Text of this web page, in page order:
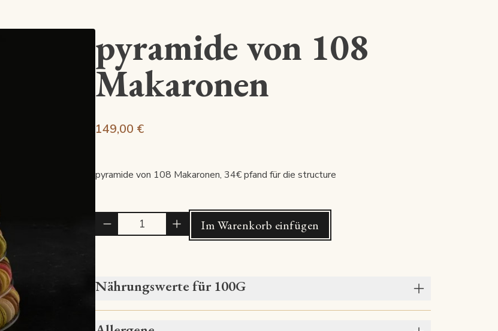
pyramide von 108
Makaronen
149,00 €
pyramide von 108 Makaronen, 34€ pfand für die structure
Im Warenkorb einfügen
Nährungswerte für 100G